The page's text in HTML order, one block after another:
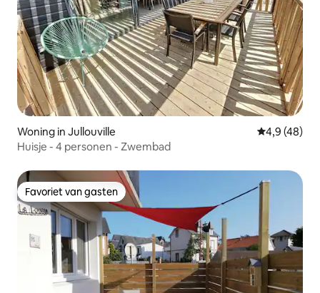
Woning in Jullouville
4,9 (48)
Huisje - 4 personen - Zwembad
Favoriet van gasten
Favoriet van gasten